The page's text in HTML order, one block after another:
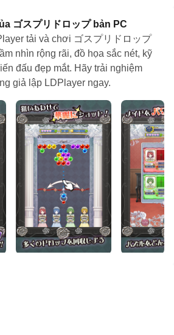
ゴスプリドロップ bản PC
tải và chơi ゴスプリドロップ
nhìn rộng rãi, đồ họa sắc nét, kỹ
đấu đẹp mắt. Hãy trải nghiệm
giả lập LDPlayer ngay.